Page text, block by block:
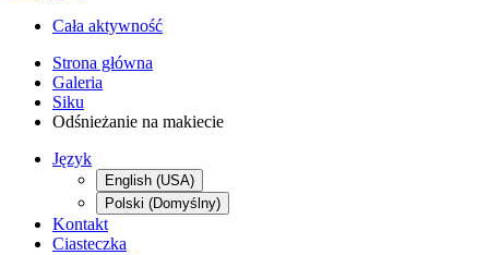
Cała aktywność
Strona główna
Galeria
Siku
Odśnieżanie na makiecie
Język
English (USA)
Polski (Domyślny)
Kontakt
Ciasteczka